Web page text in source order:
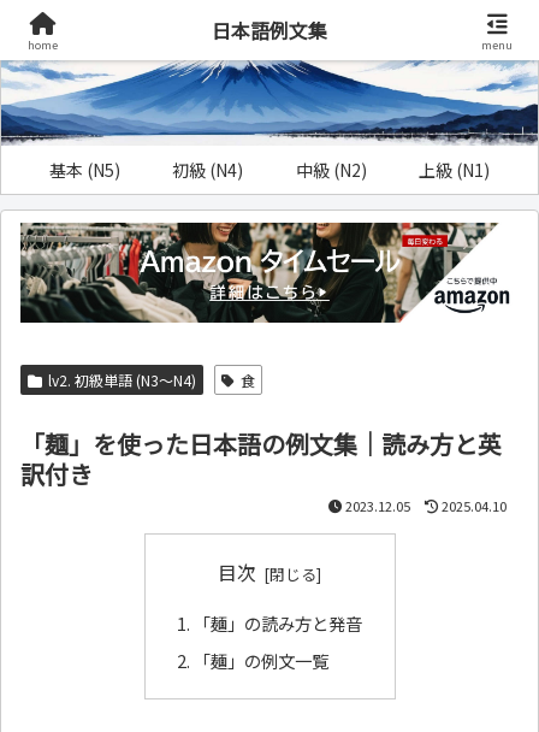
基本 (N5) 初級 (N4) 中級 (N2) 上級 (N1)
lv2. 初級単語 (N3～N4) 食
「麺」を使った日本語の例文集｜読み方と英
訳付き
2023.12.05 2025.04.10
目次
「麺」の読み方と発音
「麺」の例文一覧
home
日本語例文集
menu